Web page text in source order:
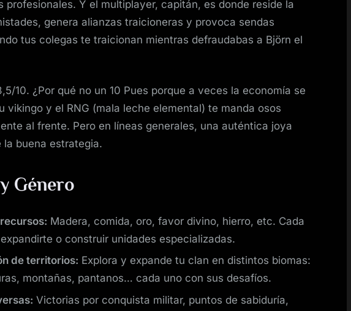
profesionales. Y el multiplayer, capitán, es donde reside la
genera alianzas traicioneras y provoca sendas
tus colegas te traicionan mientras defraudabas a Björn el
10. ¿Por qué no un 10 Pues porque a veces la economía se
vikingo y el RNG (mala leche elemental) te manda osos
al frente. Pero en líneas generales, una auténtica joya
la buena estrategia.
Género
Madera, comida, oro, favor divino, hierro, etc. Cada
o construir unidades especializadas.
de territorios: Explora y expande tu clan en distintos biomas:
montañas, pantanos… cada uno con sus desafíos.
Victorias por conquista militar, puntos de sabiduría,